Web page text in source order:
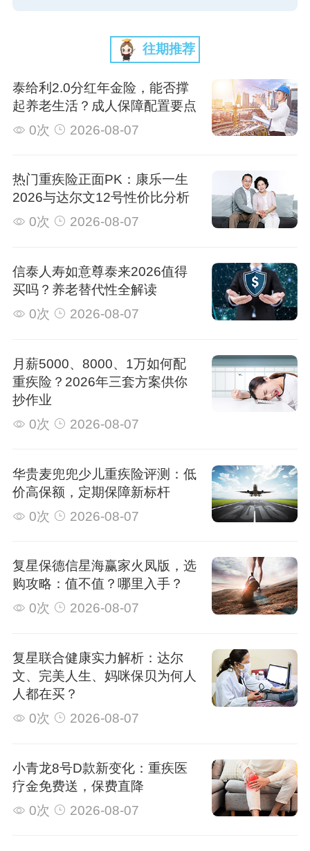
往期推荐
泰给利2.0分红年金险，能否撑
起养老生活？成人保障配置要点
0次
2026-08-07
热门重疾险正面PK：康乐一生
2026与达尔文12号性价比分析
0次
2026-08-07
信泰人寿如意尊泰来2026值得
买吗？养老替代性全解读
0次
2026-08-07
月薪5000、8000、1万如何配
重疾险？2026年三套方案供你
抄作业
0次
2026-08-07
华贵麦兜兜少儿重疾险评测：低
价高保额，定期保障新标杆
0次
2026-08-07
复星保德信星海赢家火凤版，选
购攻略：值不值？哪里入手？
0次
2026-08-07
复星联合健康实力解析：达尔
文、完美人生、妈咪保贝为何人
人都在买？
0次
2026-08-07
小青龙8号D款新变化：重疾医
疗金免费送，保费直降
0次
2026-08-07